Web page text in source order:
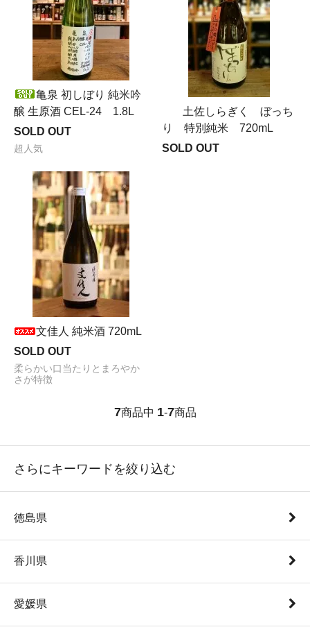
亀泉 初しぼり 純米吟
醸 生原酒 CEL-24 1.8L
SOLD OUT
超人気
土佐しらぎく ぼっち
り 特別純米 720mL
SOLD OUT
文佳人 純米酒 720mL
SOLD OUT
柔らかい口当たりとまろやか
さが特徴
7商品中 1-7商品
さらにキーワードを絞り込む
徳島県
香川県
愛媛県